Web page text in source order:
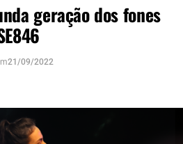
geração dos fones
21/09/2022